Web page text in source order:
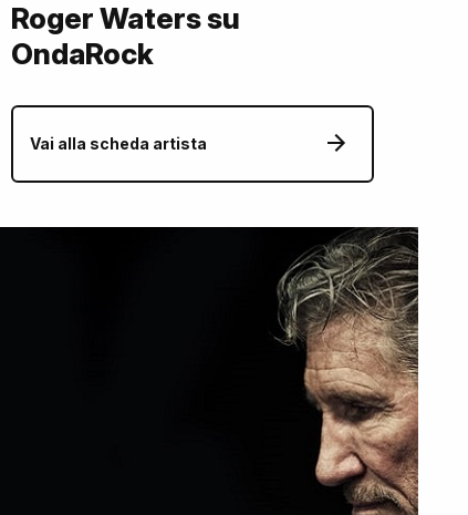
Roger Waters su
OndaRock
Vai alla scheda artista